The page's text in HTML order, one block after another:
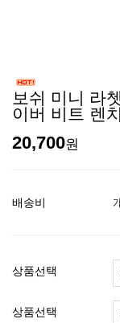
보쉬 미니 라
이버 비트 렌
20,700원
배송비
상품선택
상품선택